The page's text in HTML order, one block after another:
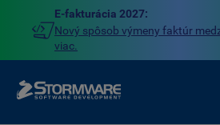
E-fakturácia 2027:
Nový spôsob výmeny faktúr
viac.